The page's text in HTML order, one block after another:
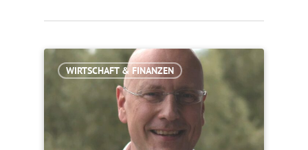
WIRTSCHAFT & FINANZEN